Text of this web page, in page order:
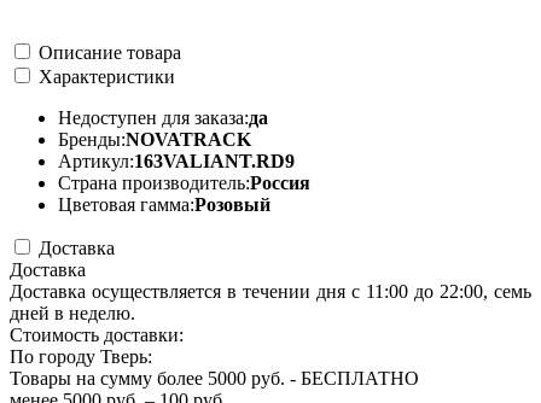
Описание товара
Характеристики
Недоступен для заказа:да
Бренды:NOVATRACK
Артикул:163VALIANT.RD9
Страна производитель:Россия
Цветовая гамма:Розовый
Доставка
Доставка
Доставка осуществляется в течении дня с 11:00 до 22:00, семь
дней в неделю.
Стоимость доставки:
По городу Тверь:
Товары на сумму более 5000 руб. - БЕСПЛАТНО